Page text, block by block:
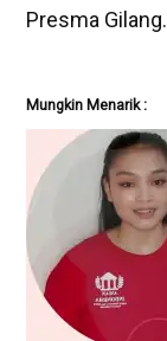
Presma Gilang.
Mungkin Menarik :